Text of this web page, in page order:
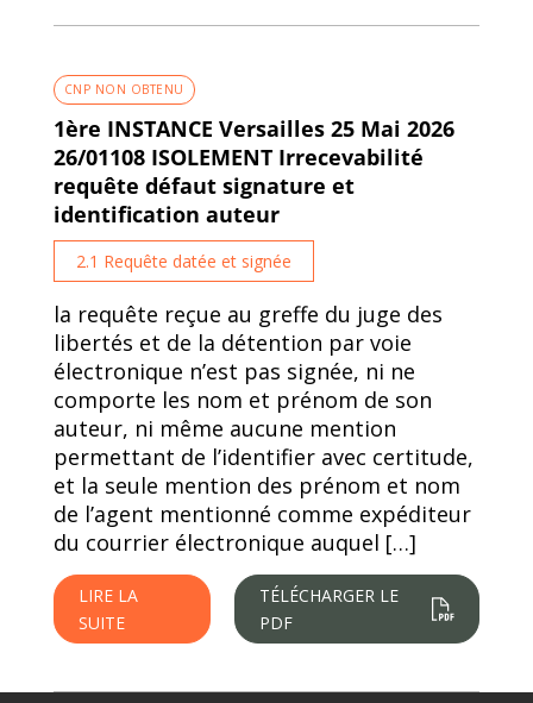
CNP NON OBTENU
1ère INSTANCE Versailles 25 Mai 2026
26/01108 ISOLEMENT Irrecevabilité
requête défaut signature et
identification auteur
2.1 Requête datée et signée
la requête reçue au greffe du juge des
libertés et de la détention par voie
électronique n’est pas signée, ni ne
comporte les nom et prénom de son
auteur, ni même aucune mention
permettant de l’identifier avec certitude,
et la seule mention des prénom et nom
de l’agent mentionné comme expéditeur
du courrier électronique auquel […]
LIRE LA
SUITE
TÉLÉCHARGER LE
PDF